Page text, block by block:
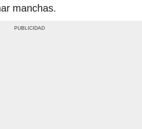
manchas.